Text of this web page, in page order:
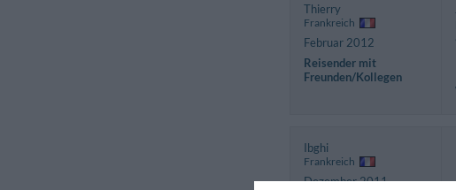
Thierry
Frankreich
Februar 2012
Reisender mit
Freunden/Kollegen
Ibghi
Frankreich
Dezember 2011